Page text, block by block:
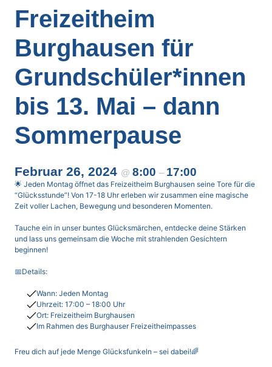
Freizeitheim
Burghausen für
Grundschüler*innen
bis 13. Mai – dann
Sommerpause
Februar 26, 2024 @ 8:00 – 17:00
🌟 Jeden Montag öffnet das Freizeitheim Burghausen seine Tore für die
“Glücksstunde”! Von 17-18 Uhr erleben wir zusammen eine magische
Zeit voller Lachen, Bewegung und besonderen Momenten.
Tauche ein in unser buntes Glücksmärchen, entdecke deine Stärken
und lass uns gemeinsam die Woche mit strahlenden Gesichtern
beginnen!
📅Details:
Wann: Jeden Montag
Uhrzeit: 17:00 – 18:00 Uhr
Ort: Freizeitheim Burghausen
Im Rahmen des Burghauser Freizeitheimpasses
Freu dich auf jede Menge Glücksfunkeln – sei dabei!🌈